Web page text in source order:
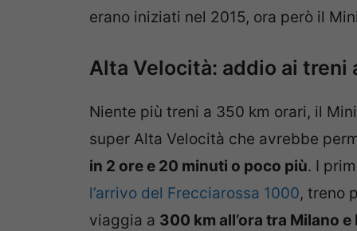
erano iniziati nel 2015, ora però il
Alta Velocità: addio ai treni
Niente più treni a 350 km orari, il
super Alta Velocità che avrebbe
in 2 ore e 20 minuti o poco più. I
l’arrivo del Frecciarossa 1000, treno
viaggia a 300 km all’ora tra Milano e